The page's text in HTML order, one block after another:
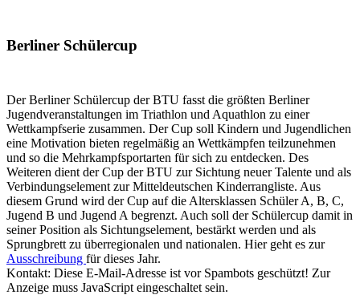
Berliner Schülercup
Der Berliner Schülercup der BTU fasst die größten Berliner
Jugendveranstaltungen im Triathlon und Aquathlon zu einer
Wettkampfserie zusammen. Der Cup soll Kindern und Jugendlichen
eine Motivation bieten regelmäßig an Wettkämpfen teilzunehmen
und so die Mehrkampfsportarten für sich zu entdecken. Des
Weiteren dient der Cup der BTU zur Sichtung neuer Talente und als
Verbindungselement zur Mitteldeutschen Kinderrangliste. Aus
diesem Grund wird der Cup auf die Altersklassen Schüler A, B, C,
Jugend B und Jugend A begrenzt. Auch soll der Schülercup damit in
seiner Position als Sichtungselement, bestärkt werden und als
Sprungbrett zu überregionalen und nationalen. Hier geht es zur
Ausschreibung für dieses Jahr.
Kontakt: Diese E-Mail-Adresse ist vor Spambots geschützt! Zur
Anzeige muss JavaScript eingeschaltet sein.